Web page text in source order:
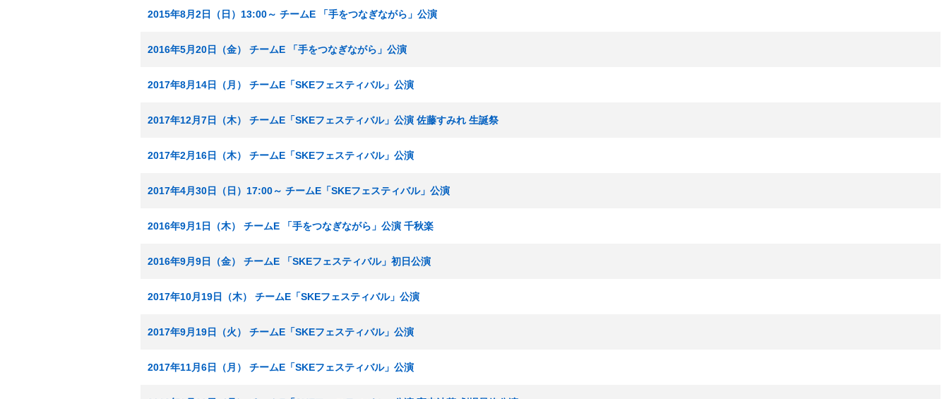
2015年8月2日（日）13:00～ チームE 「手をつなぎながら」公演
2016年5月20日（金） チームE 「手をつなぎながら」公演
2017年8月14日（月） チームE「SKEフェスティバル」公演
2017年12月7日（木） チームE「SKEフェスティバル」公演 佐藤すみれ 生誕祭
2017年2月16日（木） チームE「SKEフェスティバル」公演
2017年4月30日（日）17:00～ チームE「SKEフェスティバル」公演
2016年9月1日（木） チームE 「手をつなぎながら」公演 千秋楽
2016年9月9日（金） チームE 「SKEフェスティバル」初日公演
2017年10月19日（木） チームE「SKEフェスティバル」公演
2017年9月19日（火） チームE「SKEフェスティバル」公演
2017年11月6日（月） チームE「SKEフェスティバル」公演